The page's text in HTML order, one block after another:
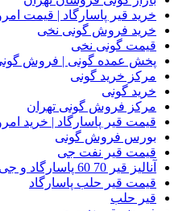
خرید قیر پاسارگاد | قیمت امروز 60
خرید فروش گونی نخی
قیمت گونی نخی
پخش عمده گونی | فروش
مرکز خرید گونی
خرید گونی
مرکز فروش گونی تهران
قیمت قیر پاسارگاد | خرید
بورس فروش گونی
قیمت قیر نفت جی
آنالیز قیر 70 60 پاسارگاد و جی
قیمت قیر حلب پاسارگاد
قیر حلب